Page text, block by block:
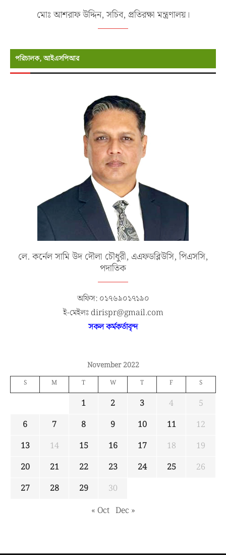
মোঃ আশরাফ উদ্দিন, সচিব, প্রতিরক্ষা মন্ত্রণালয়।
পরিচালক, আইএসপিআর
লে. কর্নেল সামি উদ দৌলা চৌধুরী, এএফডব্লিউসি, পিএসসি,
পদাতিক
অফিস: ০১৭৬৯০১৭১৯০
ই-মেইলঃ dirispr@gmail.com
সকল কর্মকর্তাবৃন্দ
November 2022
S M T W T F S
1 2 3 4
5
6
7 8 9 10 11
12
13
14 15 16 17 18
19
20
21 22 23 24 25
26
27
28 29
30
« Oct Dec »